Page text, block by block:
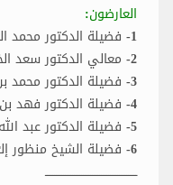
العارضون:
1- فضيلة الدكتور محمد المختار ولد امبالة
2- معالي الدكتور سعد الخثلان
3- فضيلة الدكتور محمد بن أحمد الصالح
4- فضيلة الدكتور فهد بن سعد الجهني
5- فضيلة الدكتور عبد الله بن حمد الغطيمل
6- فضيلة الشيخ منظور إلـٰهي
ـــــــــــــــــــــــــــــــــــــــــــــــــــ